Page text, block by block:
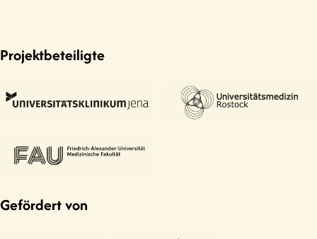
Projektbeteiligte
Gefördert von